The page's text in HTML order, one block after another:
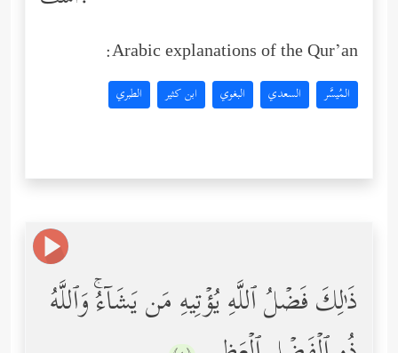
Arabic explanations of the Qur’an:
المُيسَّر السعدي البغوي ابن كثير الطبري
ذَ ٰ⁠لِكَ فَضۡلُ ٱللَّهِ یُؤۡتِیهِ مَن یَشَاۤءُۚ وَٱللَّهُ